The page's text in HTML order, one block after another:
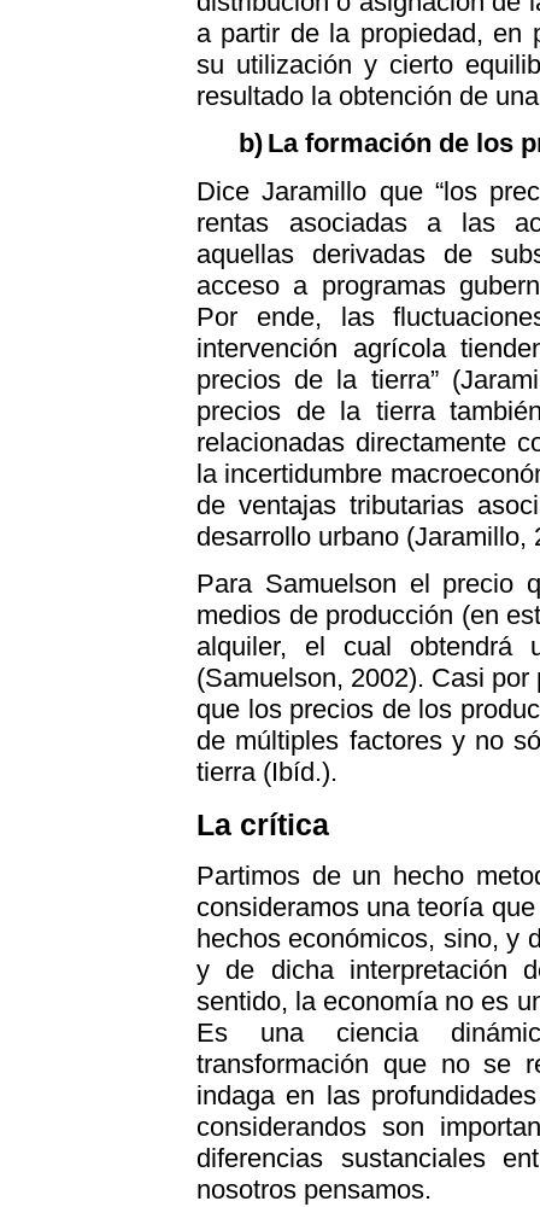
a partir de la propiedad, en
su utilización y cierto
resultado la obtención de
b) La formación de los
Dice Jaramillo que “los
rentas asociadas a las
aquellas derivadas de
acceso a programas
Por ende, las
intervención agrícola
precios de la tierra”
precios de la tierra
relacionadas directamente
la incertidumbre
de ventajas tributarias
desarrollo urbano (Jaramillo,
Para Samuelson el precio
medios de producción (en
alquiler, el cual obtendrá
(Samuelson, 2002). Casi
que los precios de los
de múltiples factores y no
tierra (Ibíd.).
La crítica
Partimos de un hecho
consideramos una teoría
hechos económicos, sino, y
y de dicha interpretación
sentido, la economía no es
Es una ciencia
transformación que no se
indaga en las
considerandos son
diferencias sustanciales
nosotros pensamos.